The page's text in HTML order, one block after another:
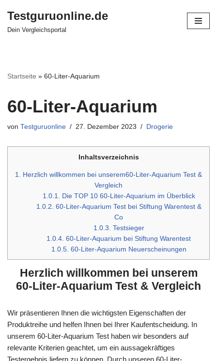
Zum
Testguruonline.de
Dein Vergleichsportal
Startseite » 60-Liter-Aquarium
60-Liter-Aquarium
von Testguruonline 27. Dezember 2023 Drogerie
Inhaltsverzeichnis
1. Herzlich willkommen bei unserem60-Liter-Aquarium Test &
Vergleich
1.0.1. Die TOP 10 60-Liter-Aquarium im Überblick
1.0.2. 60-Liter-Aquarium Test bei Stiftung Warentest &
Co
1.0.3. Testsieger
1.0.4. 60-Liter-Aquarium bei Stiftung Warentest
1.0.5. 60-Liter-Aquarium Neuerscheinungen
Herzlich willkommen bei unserem
60-Liter-Aquarium Test & Vergleich
Wir präsentieren Ihnen die wichtigsten Eigenschaften der
Produktreihe und helfen Ihnen bei Ihrer Kaufentscheidung. In
unserem 60-Liter-Aquarium Test haben wir besonders auf
relevante Kriterien geachtet, um ein aussagekräftiges